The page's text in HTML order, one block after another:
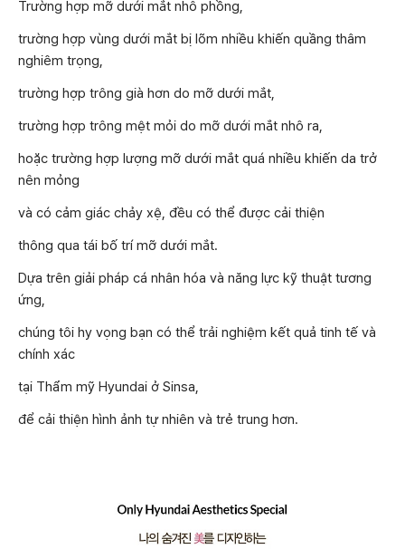
Trường hợp mỡ dưới mắt nhô phồng,
trường hợp vùng dưới mắt bị lõm nhiều khiến quầng thâm
nghiêm trọng,
trường hợp trông già hơn do mỡ dưới mắt,
trường hợp trông mệt mỏi do mỡ dưới mắt nhô ra,
hoặc trường hợp lượng mỡ dưới mắt quá nhiều khiến da trở
nên mỏng
và có cảm giác chảy xệ, đều có thể được cải thiện
thông qua tái bố trí mỡ dưới mắt.
Dựa trên giải pháp cá nhân hóa và năng lực kỹ thuật tương
ứng,
chúng tôi hy vọng bạn có thể trải nghiệm kết quả tinh tế và
chính xác
tại Thẩm mỹ Hyundai ở Sinsa,
để cải thiện hình ảnh tự nhiên và trẻ trung hơn.